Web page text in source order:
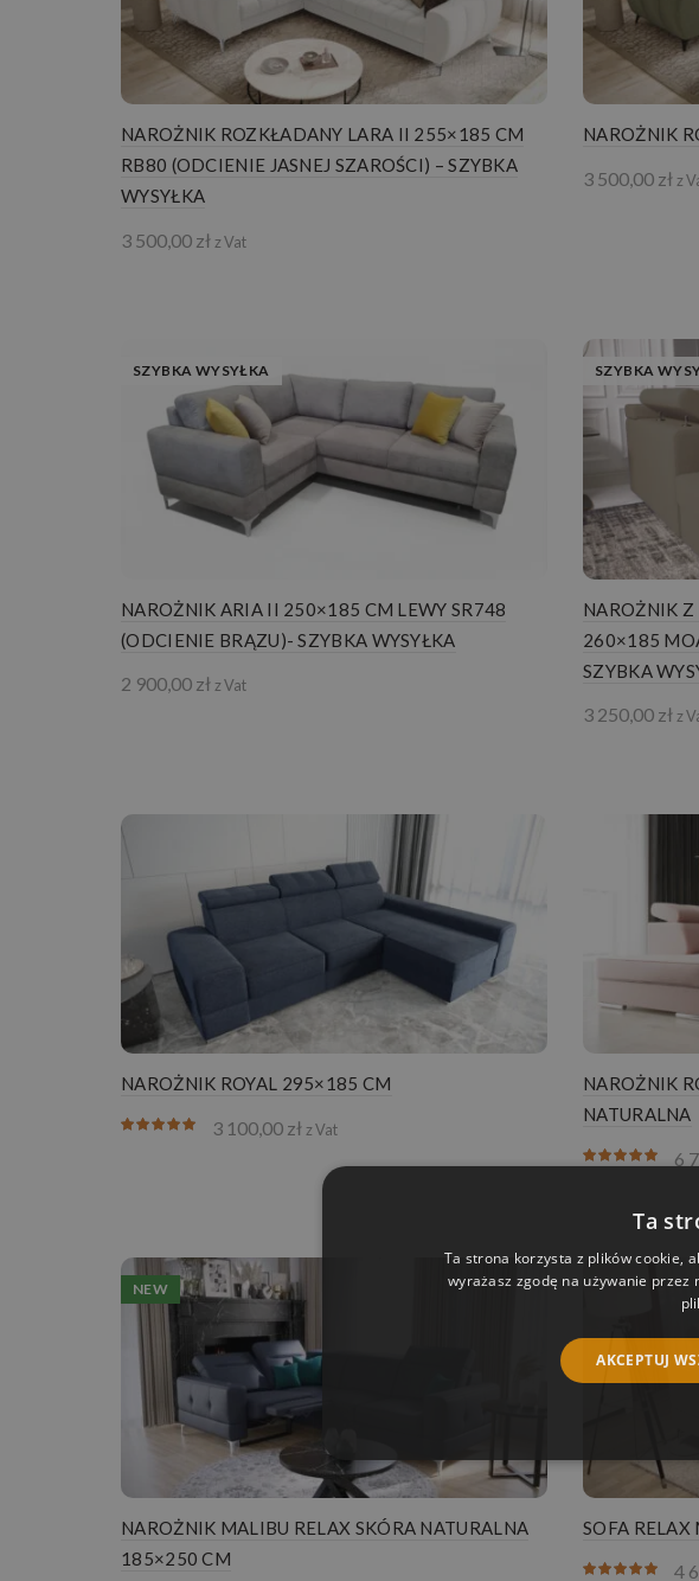
NAROŻNIK ROZKŁADANY LARA II 255×185 CM
RB80 (ODCIENIE JASNEJ SZAROŚCI) – SZYBKA
WYSYŁKA
3 500,00 zł z Vat
NAROŻNIK
3 500,00 zł z
SZYBKA WYSYŁKA
NAROŻNIK ARIA II 250×185 CM LEWY SR748
(ODCIENIE BRĄZU)- SZYBKA WYSYŁKA
2 900,00 złz Vat
SZYBKA
NAROŻNIK Z
260×185
SZYBKA
3 250,00 złz
NAROŻNIK ROYAL 295×185 CM
3 100,00 zł z Vat
NAROŻNIK
NATURALNA
6
NEW
NAROŻNIK MALIBU RELAX SKÓRA NATURALNA
185×250 CM
SOFA
4
Ta
Ta strona korzysta z plików cookie,
wyrażasz zgodę na używanie
AKCEPTUJ